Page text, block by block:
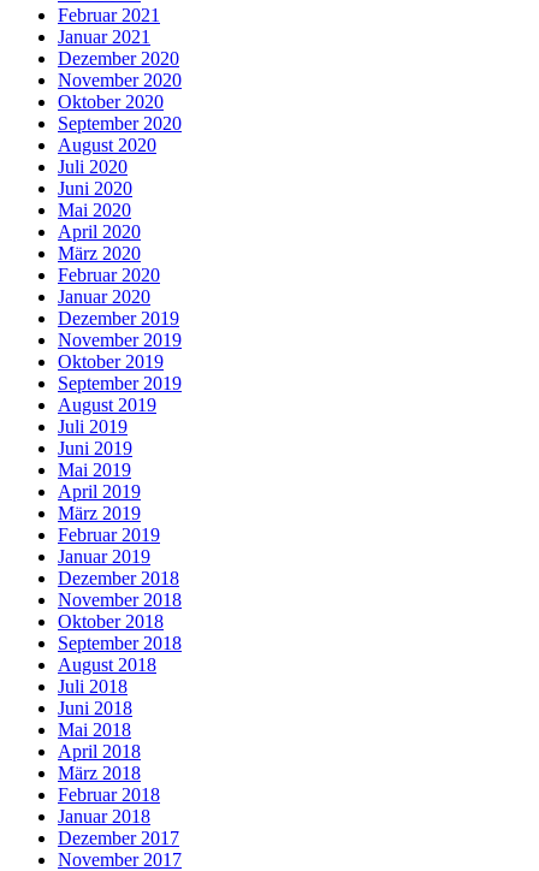
Februar 2021
Januar 2021
Dezember 2020
November 2020
Oktober 2020
September 2020
August 2020
Juli 2020
Juni 2020
Mai 2020
April 2020
März 2020
Februar 2020
Januar 2020
Dezember 2019
November 2019
Oktober 2019
September 2019
August 2019
Juli 2019
Juni 2019
Mai 2019
April 2019
März 2019
Februar 2019
Januar 2019
Dezember 2018
November 2018
Oktober 2018
September 2018
August 2018
Juli 2018
Juni 2018
Mai 2018
April 2018
März 2018
Februar 2018
Januar 2018
Dezember 2017
November 2017